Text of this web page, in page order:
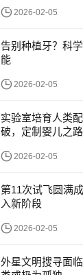
2026-02-05
告别种植牙？科
能
2026-02-05
实验室培育人类
破，定制婴儿之
2026-02-05
第11次试飞圆满
入新阶段
2026-02-05
外星文明搜寻面